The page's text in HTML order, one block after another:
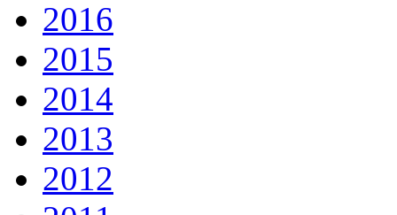
2016
2015
2014
2013
2012